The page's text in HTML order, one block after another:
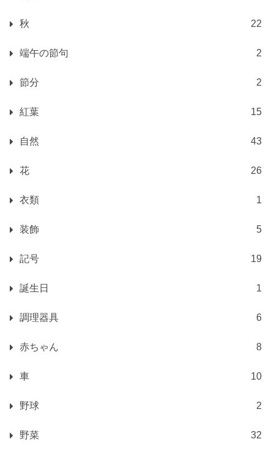
秋 22
端午の節句 2
節分 2
紅葉 15
自然 43
花 26
衣類 1
装飾 5
記号 19
誕生日 1
調理器具 6
赤ちゃん 8
車 10
野球 2
野菜 32